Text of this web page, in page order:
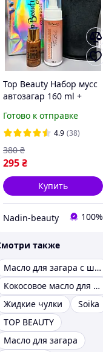
Top Beauty Набор мусс
автозагар 160 ml +
нанесения + кокосовое
масло с шимером в
ПОДАРОК
Готово к отправке
4.9 (38)
295₴
380 ₴
Купить
Nadin-beauty 100%
также
Масло для загара с шимером
Кокосовое масло для загара
Жидкие чулки
Soika
TOP BEAUTY
Масло для загара